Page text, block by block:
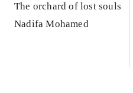
The orchard of lost souls
Nadifa Mohamed